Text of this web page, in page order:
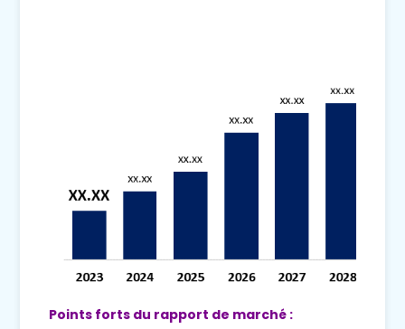
Points forts du rapport de marché :